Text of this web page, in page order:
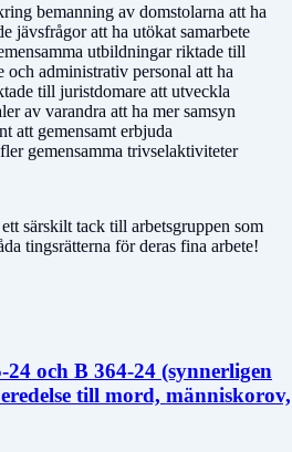
bemanning av domstolarna att ha
jävsfrågor att ha utökat samarbete
utbildningar riktade till
och administrativ personal att ha
till juristdomare att utveckla
av varandra att ha mer samsyn
att gemensamt erbjuda
gemensamma trivselaktiviteter
särskilt tack till arbetsgruppen som
tingsrätterna för deras fina arbete!
och B 364-24 (synnerligen
till mord, människorov,